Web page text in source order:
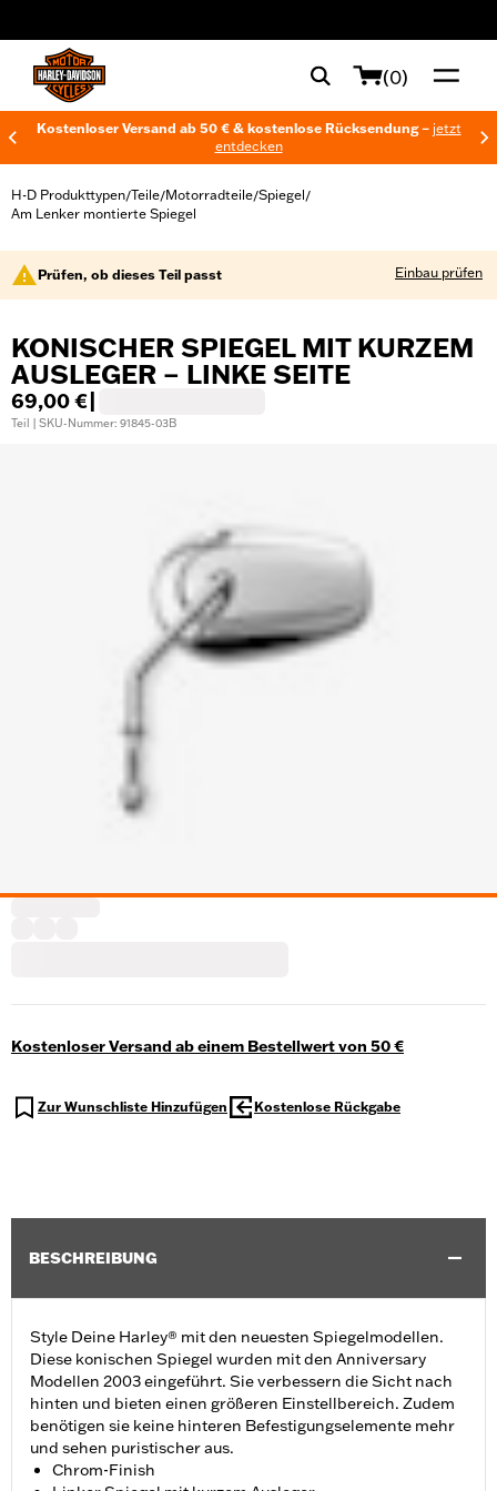
(0)
Kostenloser Versand ab 50 € & kostenlose Rücksendung – jetzt
entdecken
H-D Produkttypen/Teile/Motorradteile/Spiegel/
Am Lenker montierte Spiegel
Prüfen, ob dieses Teil passt Einbau prüfen
KONISCHER SPIEGEL MIT KURZEM
AUSLEGER – LINKE SEITE
69,00 €
Teil | SKU-Nummer: 91845-03B
Kostenloser Versand ab einem Bestellwert von 50 €
Zur Wunschliste Hinzufügen Kostenlose Rückgabe
BESCHREIBUNG
Style Deine Harley® mit den neuesten Spiegelmodellen.
Diese konischen Spiegel wurden mit den Anniversary
Modellen 2003 eingeführt. Sie verbessern die Sicht nach
hinten und bieten einen größeren Einstellbereich. Zudem
benötigen sie keine hinteren Befestigungselemente mehr
und sehen puristischer aus.
Chrom-Finish